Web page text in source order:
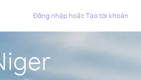
Đăng nhập hoặcTạo tài khoản